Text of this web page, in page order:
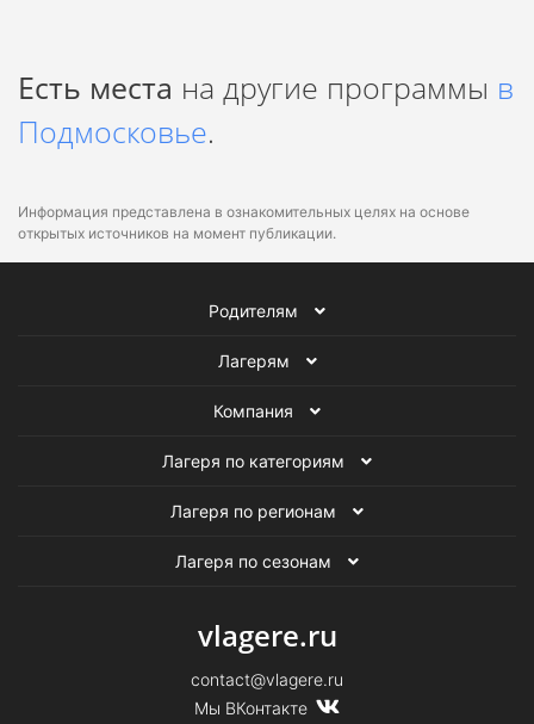
Есть места на другие программы в
Подмосковье.
Информация представлена в ознакомительных целях на основе
открытых источников на момент публикации.
Родителям
Лагерям
Компания
Лагеря по категориям
Лагеря по регионам
Лагеря по сезонам
vlagere.ru
contact@vlagere.ru
Мы ВКонтакте